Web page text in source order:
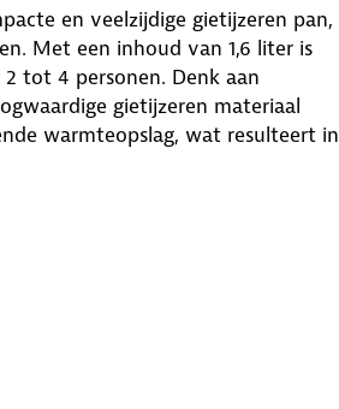
en veelzijdige gietijzeren pan,
Met een inhoud van 1,6 liter is
tot 4 personen. Denk aan
gietijzeren materiaal
warmteopslag, wat resulteert in
het mogelijk om de pan stabiel
boven- en onderwarmte. De
veilig te openen tijdens het